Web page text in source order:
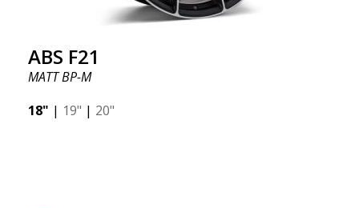
ABS F21
MATT BP-M
18" | 19" | 20"